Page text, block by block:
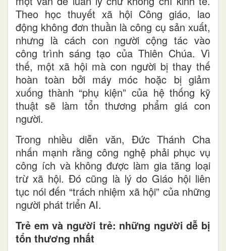
Theo học thuyết xã hội Công giáo, lao
động không đơn thuần là công cụ sản xuất,
nhưng là cách con người cộng tác vào
công trình sáng tạo của Thiên Chúa. Vì
thế, một xã hội mà con người bị thay thế
hoàn toàn bởi máy móc hoặc bị giảm
xuống thành “phụ kiện” của hệ thống kỹ
thuật sẽ làm tổn thương phẩm giá con
người.
Trong nhiều diễn văn, Đức Thánh Cha
nhấn mạnh rằng công nghệ phải phục vụ
công ích và không được làm gia tăng loại
trừ xã hội. Đó cũng là lý do Giáo hội liên
tục nói đến “trách nhiệm xã hội” của những
người phát triển AI.
Trẻ em và người trẻ: những người dễ bị
tổn thương nhất